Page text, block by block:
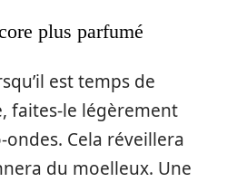
plus parfumé
est temps de
faites-le légèrement
Cela réveillera
du moelleux. Une